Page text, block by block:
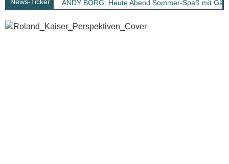
ANDY BORG: Heute Abend Sommer-Spaß mit